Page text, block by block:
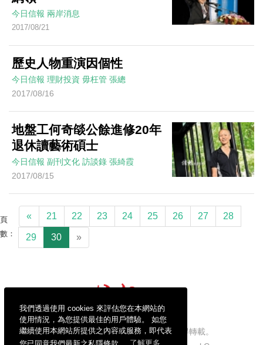
我們透過使用 cookies 來評估您在本網站的
使用情況，為您提供最佳的用戶體驗。 如您
繼續使用本網站所提供之內容或服務，即代表
您已同意我們最新之私隱條款。
了解更多
今日信報 兩岸消息
2017/08/21
歷史人物重演因個性
今日信報 理財投資 毋枉管 張總
2017/08/16
地盤工何奇燄公餘進修20年
退休讀藝術碩士
今日信報 副刊文化 訪談錄 張綺霞
2017/08/15
頁
數：
« 21 22 23 24 25 26 27 28
29 30 »
信報財經新聞有限公司版權所有，不得轉載。